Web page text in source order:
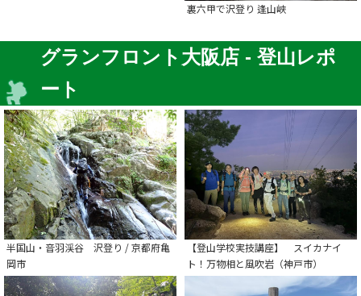
裏六甲で沢登り 逢山峡
グランフロント大阪店 - 登山レポ
ート
半国山・音羽渓谷 沢登り / 京都府亀
岡市
【登山学校実技講座】 スイカナイ
ト！万物相と風吹岩（神戸市）